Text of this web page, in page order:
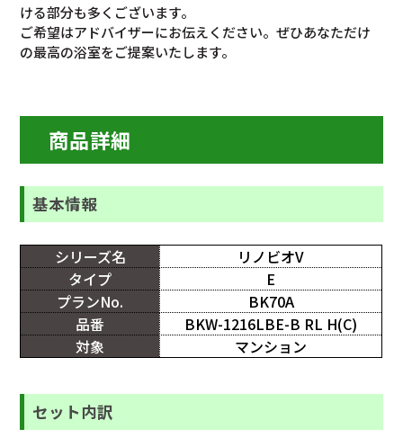
ける部分も多くございます。
ご希望はアドバイザーにお伝えください。ぜひあなただけ
の最高の浴室をご提案いたします。
商品詳細
基本情報
シリーズ名
リノビオV
タイプ
E
プランNo.
BK70A
品番
BKW-1216LBE-B RL H(C)
対象
マンション
セット内訳